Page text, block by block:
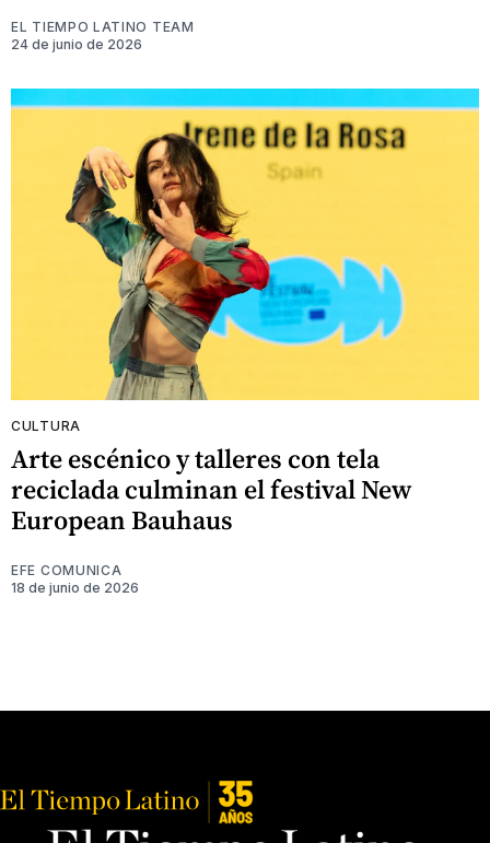
EL TIEMPO LATINO TEAM
24 de junio de 2026
CULTURA
Arte escénico y talleres con tela
reciclada culminan el festival New
European Bauhaus
EFE COMUNICA
18 de junio de 2026